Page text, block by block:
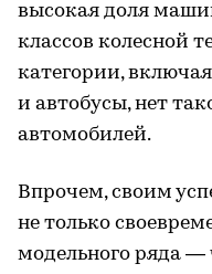
высокая доля
классов колесной
категории,
и автобусы, нет
автомобилей.
Впрочем, своим
не только
модельного ряда —